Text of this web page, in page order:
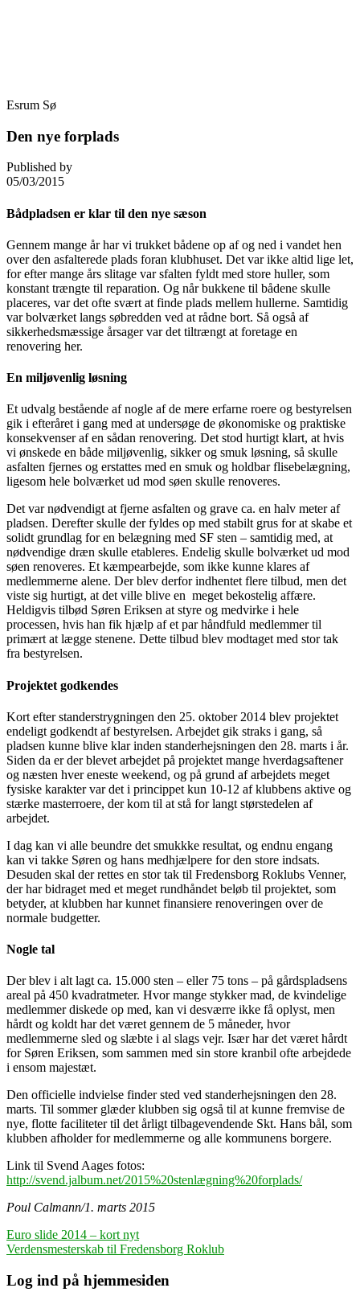
Esrum Sø
Den nye forplads
Published by
05/03/2015
Bådpladsen er klar til den nye sæson
Gennem mange år har vi trukket bådene op af og ned i vandet hen
over den asfalterede plads foran klubhuset. Det var ikke altid lige let,
for efter mange års slitage var sfalten fyldt med store huller, som
konstant trængte til reparation. Og når bukkene til bådene skulle
placeres, var det ofte svært at finde plads mellem hullerne. Samtidig
var bolværket langs søbredden ved at rådne bort. Så også af
sikkerhedsmæssige årsager var det tiltrængt at foretage en
renovering her.
En miljøvenlig løsning
Et udvalg bestående af nogle af de mere erfarne roere og bestyrelsen
gik i efteråret i gang med at undersøge de økonomiske og praktiske
konsekvenser af en sådan renovering. Det stod hurtigt klart, at hvis
vi ønskede en både miljøvenlig, sikker og smuk løsning, så skulle
asfalten fjernes og erstattes med en smuk og holdbar flisebelægning,
ligesom hele bolværket ud mod søen skulle renoveres.
Det var nødvendigt at fjerne asfalten og grave ca. en halv meter af
pladsen. Derefter skulle der fyldes op med stabilt grus for at skabe et
solidt grundlag for en belægning med SF sten – samtidig med, at
nødvendige dræn skulle etableres. Endelig skulle bolværket ud mod
søen renoveres. Et kæmpearbejde, som ikke kunne klares af
medlemmerne alene. Der blev derfor indhentet flere tilbud, men det
viste sig hurtigt, at det ville blive en meget bekostelig affære.
Heldigvis tilbød Søren Eriksen at styre og medvirke i hele
processen, hvis han fik hjælp af et par håndfuld medlemmer til
primært at lægge stenene. Dette tilbud blev modtaget med stor tak
fra bestyrelsen.
Projektet godkendes
Kort efter standerstrygningen den 25. oktober 2014 blev projektet
endeligt godkendt af bestyrelsen. Arbejdet gik straks i gang, så
pladsen kunne blive klar inden standerhejsningen den 28. marts i år.
Siden da er der blevet arbejdet på projektet mange hverdagsaftener
og næsten hver eneste weekend, og på grund af arbejdets meget
fysiske karakter var det i princippet kun 10-12 af klubbens aktive og
stærke masterroere, der kom til at stå for langt størstedelen af
arbejdet.
I dag kan vi alle beundre det smukkke resultat, og endnu engang
kan vi takke Søren og hans medhjælpere for den store indsats.
Desuden skal der rettes en stor tak til Fredensborg Roklubs Venner,
der har bidraget med et meget rundhåndet beløb til projektet, som
betyder, at klubben har kunnet finansiere renoveringen over de
normale budgetter.
Nogle tal
Der blev i alt lagt ca. 15.000 sten – eller 75 tons – på gårdspladsens
areal på 450 kvadratmeter. Hvor mange stykker mad, de kvindelige
medlemmer diskede op med, kan vi desværre ikke få oplyst, men
hårdt og koldt har det været gennem de 5 måneder, hvor
medlemmerne sled og slæbte i al slags vejr. Især har det været hårdt
for Søren Eriksen, som sammen med sin store kranbil ofte arbejdede
i ensom majestæt.
Den officielle indvielse finder sted ved standerhejsningen den 28.
marts. Til sommer glæder klubben sig også til at kunne fremvise de
nye, flotte faciliteter til det årligt tilbagevendende Skt. Hans bål, som
klubben afholder for medlemmerne og alle kommunens borgere.
Link til Svend Aages fotos:
http://svend.jalbum.net/2015%20stenlægning%20forplads/
Poul Calmann/1. marts 2015
Indlægsnavigation
Euro slide 2014 – kort nyt
Verdensmesterskab til Fredensborg Roklub
Log ind på hjemmesiden